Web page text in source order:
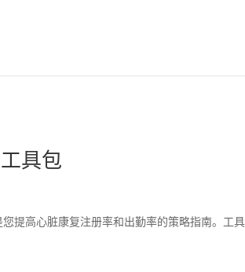
具包
提高心脏康复注册率和出勤率的策略指南。工